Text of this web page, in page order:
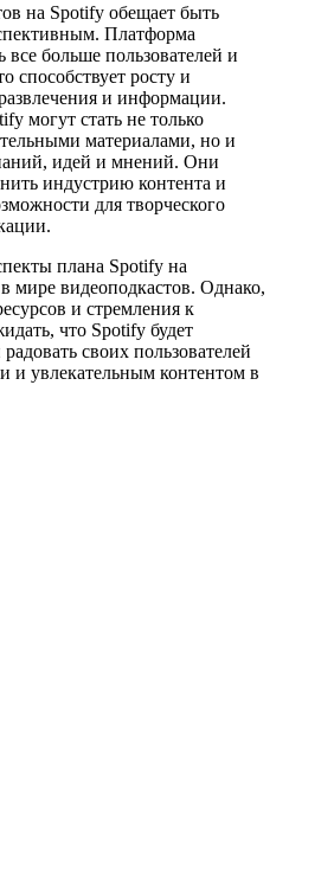
на Spotify обещает быть
Платформа
все больше пользователей и
способствует росту и
и информации.
могут стать не только
материалами, но и
идей и мнений. Они
индустрию контента и
для творческого
плана Spotify на
мире видеоподкастов. Однако,
и стремления к
что Spotify будет
своих пользователей
и увлекательным контентом в